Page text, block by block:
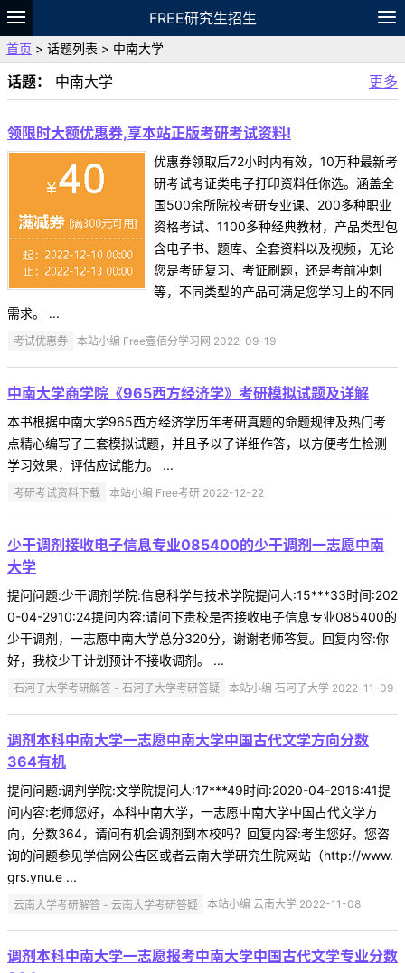
FREE研究生招生
题库
故事 专题
VIP
资料
首页 > 话题列表 > 中南大学
话题： 中南大学 更多
领限时大额优惠券,享本站正版考研考试资料!
优惠券领取后72小时内有效，10万种最新考
研考试考证类电子打印资料任你选。涵盖全
国500余所院校考研专业课、200多种职业
资格考试、1100多种经典教材，产品类型包
含电子书、题库、全套资料以及视频，无论
您是考研复习、考证刷题，还是考前冲刺
等，不同类型的产品可满足您学习上的不同
需求。 ...
考试优惠券 本站小编 Free壹佰分学习网 2022-09-19
中南大学商学院《965西方经济学》考研模拟试题及详解
本书根据中南大学965西方经济学历年考研真题的命题规律及热门考
点精心编写了三套模拟试题，并且予以了详细作答，以方便考生检测
学习效果，评估应试能力。 ...
考研考试资料下载 本站小编 Free考研 2022-12-22
少干调剂接收电子信息专业085400的少干调剂一志愿中南
大学
提问问题:少干调剂学院:信息科学与技术学院提问人:15***33时间:202
0-04-2910:24提问内容:请问下贵校是否接收电子信息专业085400的
少干调剂，一志愿中南大学总分320分，谢谢老师答复。回复内容:你
好，我校少干计划预计不接收调剂。 ...
石河子大学考研解答 - 石河子大学考研答疑 本站小编 石河子大学 2022-11-09
调剂本科中南大学一志愿中南大学中国古代文学方向分数
364有机
提问问题:调剂学院:文学院提问人:17***49时间:2020-04-2916:41提
问内容:老师您好，本科中南大学，一志愿中南大学中国古代文学方
向，分数364，请问有机会调剂到本校吗？回复内容:考生您好。您咨
询的问题参见学信网公告区或者云南大学研究生院网站（http://www.
grs.ynu.e ...
云南大学考研解答 - 云南大学考研答疑 本站小编 云南大学 2022-11-08
调剂本科中南大学一志愿报考中南大学中国古代文学专业分数